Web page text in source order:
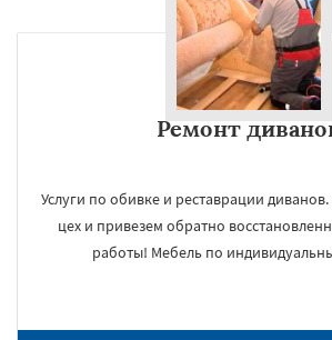
Ремонт
Услуги по обивке и реставрации
цех и привезем обратно
работы! Мебель по